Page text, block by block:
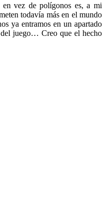
vez de polígonos es, a mi
todavía más en el mundo
ya entramos en un apartado
juego… Creo que el hecho